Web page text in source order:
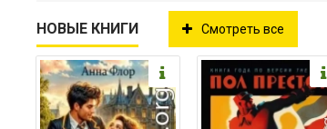
НОВЫЕ КНИГИ Смотреть все